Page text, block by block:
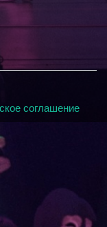
соглашение